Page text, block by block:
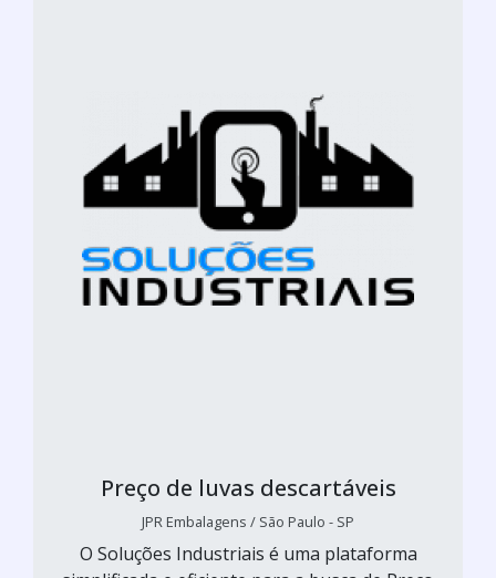
Preço de luvas descartáveis
JPR Embalagens / São Paulo - SP
O Soluções Industriais é uma plataforma